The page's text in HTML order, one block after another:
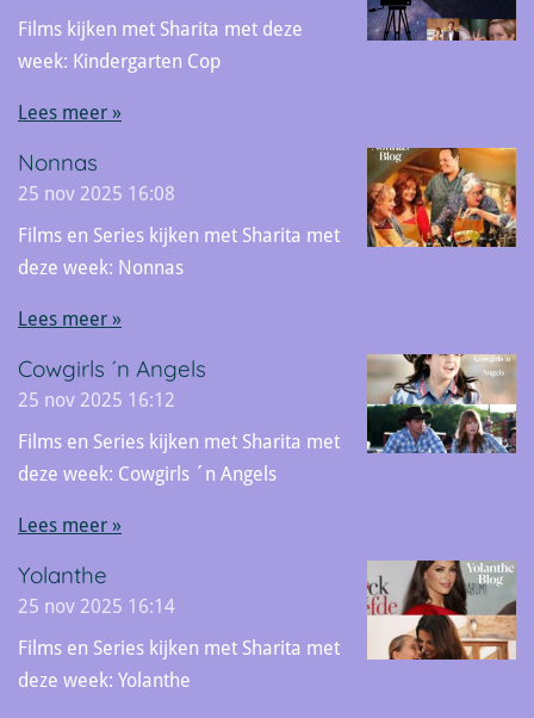
Films kijken met Sharita met deze
week: Kindergarten Cop
Lees meer »
Nonnas
25 nov 2025 16:08
Films en Series kijken met Sharita met
deze week: Nonnas
Lees meer »
Cowgirls ´n Angels
25 nov 2025 16:12
Films en Series kijken met Sharita met
deze week: Cowgirls ´n Angels
Lees meer »
Yolanthe
25 nov 2025 16:14
Films en Series kijken met Sharita met
deze week: Yolanthe